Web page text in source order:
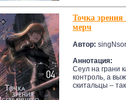
Точка
мерч
Автор:
Аннотация:
Сеул на грани
контроль, а
скитальцы –